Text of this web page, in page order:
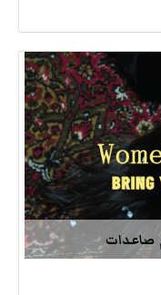
صاعدات